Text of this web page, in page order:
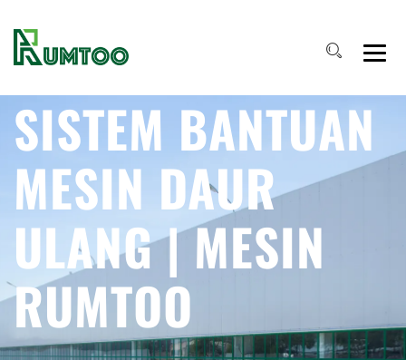
SISTEM BANTUAN
MESIN DAUR
ULANG | MESIN
RUMTOO